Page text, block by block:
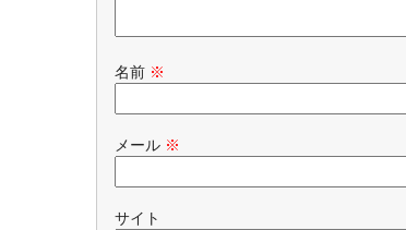
名前 ※
メール ※
サイト